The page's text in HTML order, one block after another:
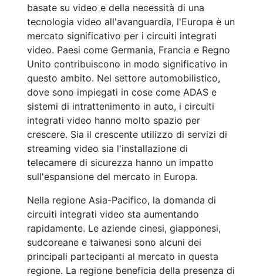
basate su video e della necessità di una
tecnologia video all'avanguardia, l'Europa è un
mercato significativo per i circuiti integrati
video. Paesi come Germania, Francia e Regno
Unito contribuiscono in modo significativo in
questo ambito. Nel settore automobilistico,
dove sono impiegati in cose come ADAS e
sistemi di intrattenimento in auto, i circuiti
integrati video hanno molto spazio per
crescere. Sia il crescente utilizzo di servizi di
streaming video sia l'installazione di
telecamere di sicurezza hanno un impatto
sull'espansione del mercato in Europa.
Nella regione Asia-Pacifico, la domanda di
circuiti integrati video sta aumentando
rapidamente. Le aziende cinesi, giapponesi,
sudcoreane e taiwanesi sono alcuni dei
principali partecipanti al mercato in questa
regione. La regione beneficia della presenza di